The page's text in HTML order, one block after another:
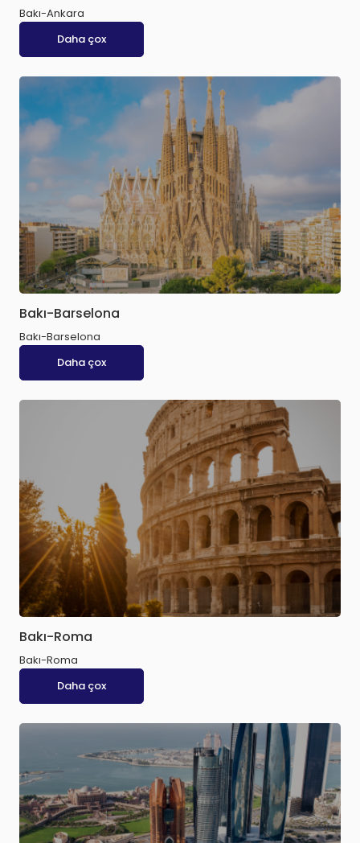
Bakı-Ankara
Daha çox
Bakı-Barselona
Bakı-Barselona
Daha çox
Bakı-Roma
Bakı-Roma
Daha çox